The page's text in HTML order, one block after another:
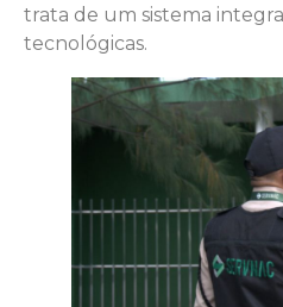
trata de um sistema
tecnológicas.